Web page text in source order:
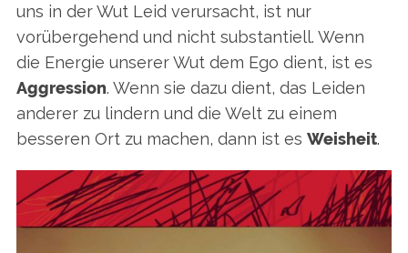
uns in der Wut Leid verursacht, ist nur
vorübergehend und nicht substantiell. Wenn
die Energie unserer Wut dem Ego dient, ist es
Aggression. Wenn sie dazu dient, das Leiden
anderer zu lindern und die Welt zu einem
besseren Ort zu machen, dann ist es Weisheit.